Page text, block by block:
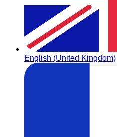
English (United Kingdom)